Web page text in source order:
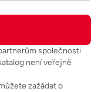
společnosti
není veřejně
zažádat o